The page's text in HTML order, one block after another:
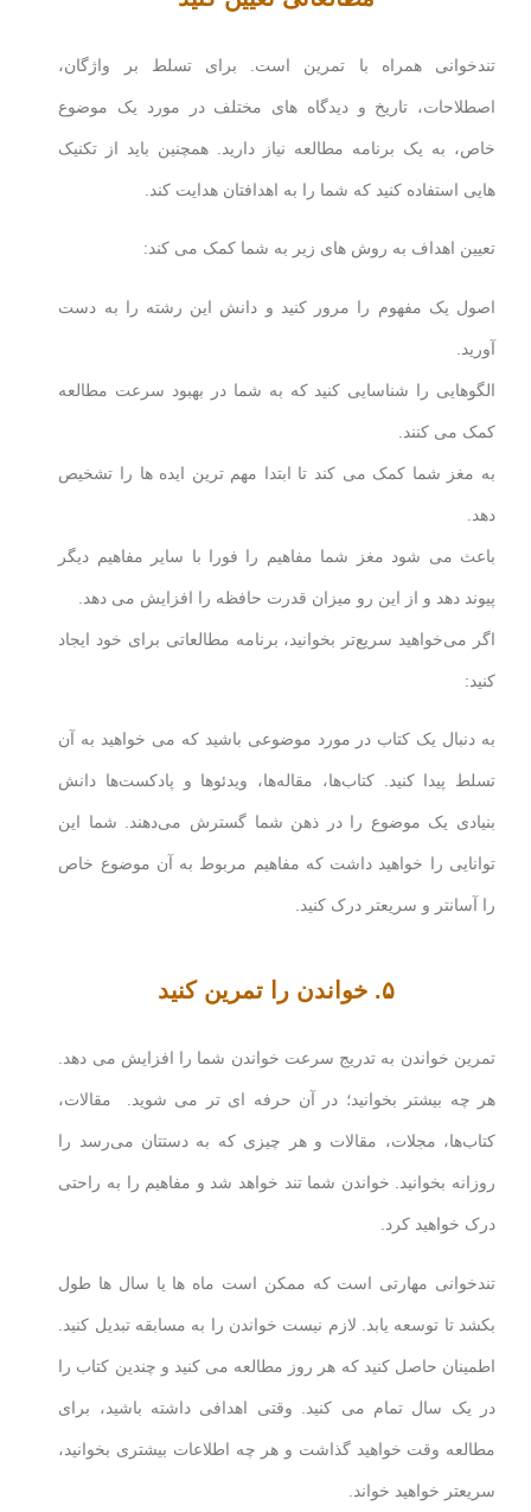
تندخوانی همراه با تمرین است. برای تسلط بر واژگان،
اصطلاحات، تاریخ و دیدگاه های مختلف در مورد یک موضوع
خاص، به یک برنامه مطالعه نیاز دارید. همچنین باید از تکنیک
هایی استفاده کنید که شما را به اهدافتان هدایت کند.
تعیین اهداف به روش های زیر به شما کمک می کند:
اصول یک مفهوم را مرور کنید و دانش این رشته را به دست
آورید.
الگوهایی را شناسایی کنید که به شما در بهبود سرعت مطالعه
کمک می کنند.
به مغز شما کمک می کند تا ابتدا مهم ترین ایده ها را تشخیص
دهد.
باعث می شود مغز شما مفاهیم را فورا با سایر مفاهیم دیگر
پیوند دهد و از این رو میزان قدرت حافظه را افزایش می دهد.
اگر می‌خواهید سریع‌تر بخوانید، برنامه مطالعاتی برای خود ایجاد
کنید:
به دنبال یک کتاب در مورد موضوعی باشید که می خواهید به آن
تسلط پیدا کنید. کتاب‌ها، مقاله‌ها، ویدئوها و پادکست‌ها دانش
بنیادی یک موضوع را در ذهن شما گسترش می‌دهند. شما این
توانایی را خواهید داشت که مفاهیم مربوط به آن موضوع خاص
را آسانتر و سریعتر درک کنید.
۵. خواندن را تمرین کنید
تمرین خواندن به تدریج سرعت خواندن شما را افزایش می دهد.
هر چه بیشتر بخوانید؛ در آن حرفه ای تر می شوید. مقالات،
کتاب‌ها، مجلات، مقالات و هر چیزی که به دستتان می‌رسد را
روزانه بخوانید. خواندن شما تند خواهد شد و مفاهیم را به راحتی
درک خواهید کرد.
تندخوانی مهارتی است که ممکن است ماه ها یا سال ها طول
بکشد تا توسعه یابد. لازم نیست خواندن را به مسابقه تبدیل کنید.
اطمینان حاصل کنید که هر روز مطالعه می کنید و چندین کتاب را
در یک سال تمام می کنید. وقتی اهدافی داشته باشید، برای
مطالعه وقت خواهید گذاشت و هر چه اطلاعات بیشتری بخوانید،
سریعتر خواهید خواند.